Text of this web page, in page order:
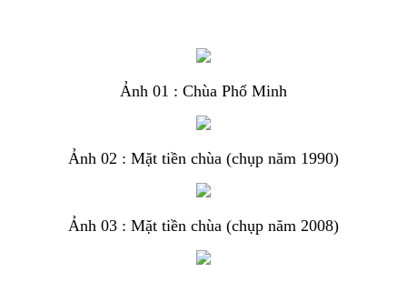
Ảnh 01 : Chùa Phổ Minh
Ảnh 02 : Mặt tiền chùa (chụp năm 1990)
Ảnh 03 : Mặt tiền chùa (chụp năm 2008)